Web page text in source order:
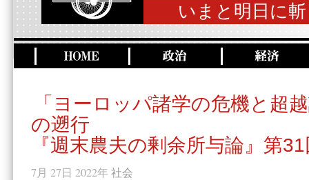
いまと明日に
「ヨーロッパ諸学の危機と超
の遡行
『週末農夫の剰余所与論』第
7月 27日 2022年 社会